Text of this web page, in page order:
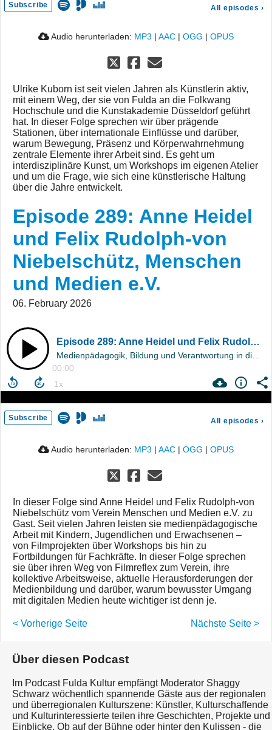
Subscribe All episodes ›
Audio herunterladen: MP3 | AAC | OGG | OPUS
Ulrike Kuborn ist seit vielen Jahren als Künstlerin aktiv,
mit einem Weg, der sie von Fulda an die Folkwang
Hochschule und die Kunstakademie Düsseldorf geführt
hat. In dieser Folge sprechen wir über prägende
Stationen, über internationale Einflüsse und darüber,
warum Bewegung, Präsenz und Körperwahrnehmung
zentrale Elemente ihrer Arbeit sind. Es geht um
interdisziplinäre Kunst, um Workshops im eigenen Atelier
und um die Frage, wie sich eine künstlerische Haltung
über die Jahre entwickelt.
Episode 289: Anne Heidel
und Felix Rudolph-von
Niebelschütz, Menschen
und Medien e.V.
06. February 2026
Episode 289: Anne Heidel und Felix Rudolph-von Niebelschütz, Menschen und Medien e.V.
00:00
Subscribe All episodes ›
Audio herunterladen: MP3 | AAC | OGG | OPUS
In dieser Folge sind Anne Heidel und Felix Rudolph-von
Niebelschütz vom Verein Menschen und Medien e.V. zu
Gast. Seit vielen Jahren leisten sie medienpädagogische
Arbeit mit Kindern, Jugendlichen und Erwachsenen –
von Filmprojekten über Workshops bis hin zu
Fortbildungen für Fachkräfte. In dieser Folge sprechen
sie über ihren Weg von Filmreflex zum Verein, ihre
kollektive Arbeitsweise, aktuelle Herausforderungen der
Medienbildung und darüber, warum bewusster Umgang
mit digitalen Medien heute wichtiger ist denn je.
< Vorherige Seite Nächste Seite >
Über diesen Podcast
Im Podcast Fulda Kultur empfängt Moderator Shaggy
Schwarz wöchentlich spannende Gäste aus der regionalen
und überregionalen Kulturszene: Künstler, Kulturschaffende
und Kulturinteressierte teilen ihre Geschichten, Projekte und
Einblicke. Ob auf der Bühne oder hinter den Kulissen - die